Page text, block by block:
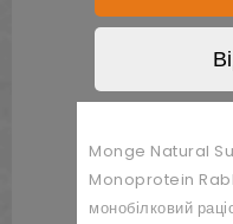
Monge Natural
Monoprotein
монобілковий